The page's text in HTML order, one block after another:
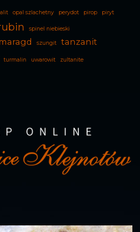
opal szlachetny perydot pirop piryt
spinel niebieski
szungit tanzanit
turmalin uwarowit zultanite